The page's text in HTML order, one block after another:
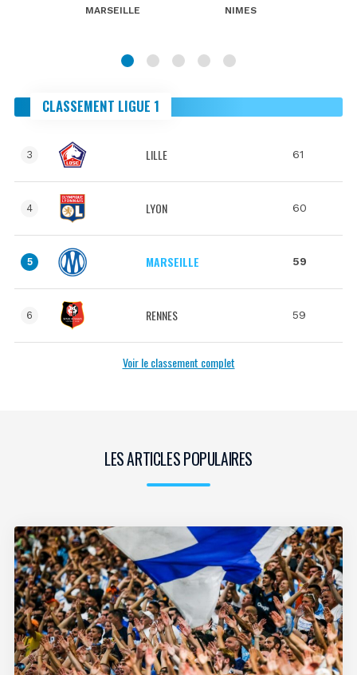
MARSEILLE NIMES
CLASSEMENT LIGUE 1
3 LILLE 61
4 LYON 60
5 MARSEILLE 59
6 RENNES 59
Voir le classement complet
LES ARTICLES POPULAIRES